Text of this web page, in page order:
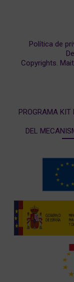
Copyrights.
Política de
PROGRAMA KIT
DEL